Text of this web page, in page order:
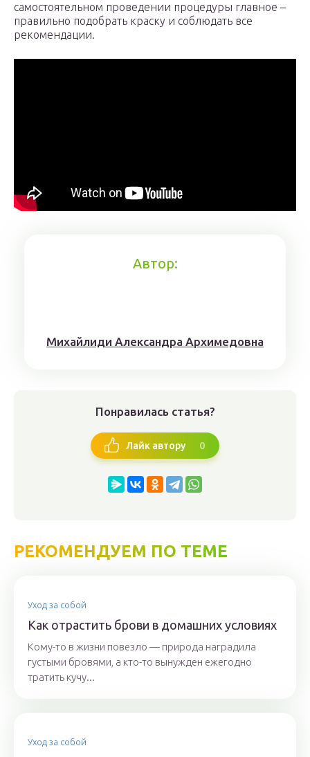
самостоятельном проведении процедуры главное –
правильно подобрать краску и соблюдать все
рекомендации.
Автор:
Михaйлиди Aлександрa Aрхимедовна
Понравилась статья?
Лайк автору 0
РЕКОМЕНДУЕМ ПО ТЕМЕ
Уход за собой
Как отрастить брови в домашних условиях
Кому-то в жизни повезло — природа наградила
густыми бровями, а кто-то вынужден ежегодно
тратить кучу...
Уход за собой